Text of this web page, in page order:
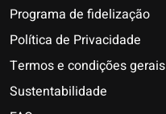
Programa de fidelização
Política de Privacidade
Termos e condições gerais
Sustentabilidade